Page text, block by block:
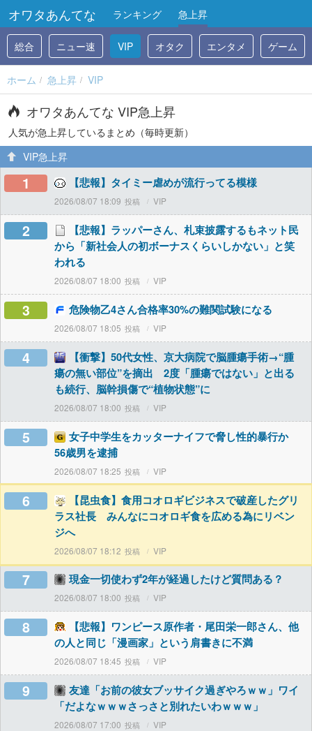
オワタあんてな ランキング 急上昇
総合 ニュー速 VIP オタク エンタメ ゲーム
ホーム 急上昇 VIP
オワタあんてな VIP急上昇
人気が急上昇しているまとめ（毎時更新）
VIP急上昇
1 【悲報】タイミー虐めが流行ってる模様
2026/08/07 18:09 VIP
2
【悲報】ラッパーさん、札束披露するもネット民
から「新社会人の初ボーナスくらいしかない」と笑
われる
2026/08/07 18:00 VIP
3 危険物乙4さん合格率30%の難関試験になる
2026/08/07 18:05 VIP
4
【衝撃】50代女性、京大病院で脳腫瘍手術→“腫
瘍の無い部位”を摘出 2度「腫瘍ではない」と出る
も続行、脳幹損傷で“植物状態”に
2026/08/07 18:00 VIP
5
女子中学生をカッターナイフで脅し性的暴行か
56歳男を逮捕
2026/08/07 18:25 VIP
6
【昆虫食】食用コオロギビジネスで破産したグリ
ラス社長 みんなにコオロギ食を広める為にリベン
ジへ
2026/08/07 18:12 VIP
7 現金一切使わず2年が経過したけど質問ある？
2026/08/07 18:00 VIP
8
【悲報】ワンピース原作者・尾田栄一郎さん、他
の人と同じ「漫画家」という肩書きに不満
2026/08/07 18:45 VIP
9
友達「お前の彼女ブッサイク過ぎやろｗｗ」ワイ
「だよなｗｗｗさっさと別れたいわｗｗｗ」
2026/08/07 17:00 VIP